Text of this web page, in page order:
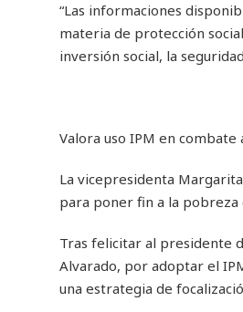
“Las informaciones
materia de protección
inversión social, la
Valora uso IPM en combate
La vicepresidenta
para poner fin a la pobreza
Tras felicitar al presidente
Alvarado, por adoptar el
una estrategia de